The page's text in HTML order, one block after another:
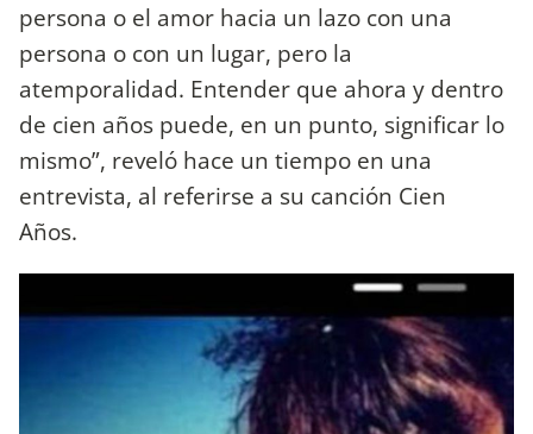
persona o el amor hacia un lazo con una
persona o con un lugar, pero la
atemporalidad. Entender que ahora y dentro
de cien años puede, en un punto, significar lo
mismo”, reveló hace un tiempo en una
entrevista, al referirse a su canción Cien
Años.